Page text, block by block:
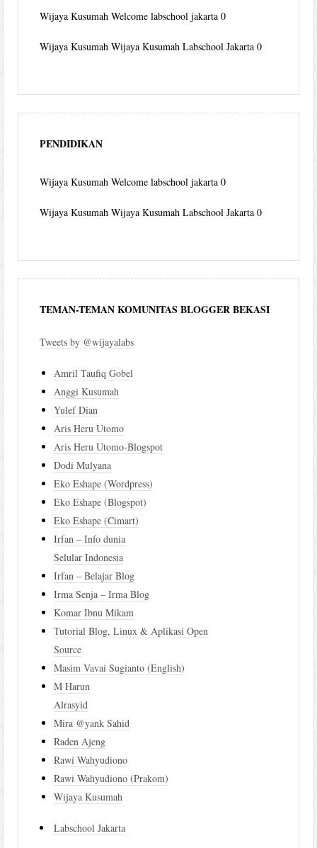
Wijaya Kusumah Welcome labschool jakarta 0
Wijaya Kusumah Wijaya Kusumah Labschool Jakarta 0
PENDIDIKAN
Wijaya Kusumah Welcome labschool jakarta 0
Wijaya Kusumah Wijaya Kusumah Labschool Jakarta 0
TEMAN-TEMAN KOMUNITAS BLOGGER BEKASI
Tweets by @wijayalabs
Amril Taufiq Gobel
Anggi Kusumah
Yulef Dian
Aris Heru Utomo
Aris Heru Utomo-Blogspot
Dodi Mulyana
Eko Eshape (Wordpress)
Eko Eshape (Blogspot)
Eko Eshape (Cimart)
Irfan – Info dunia
Selular Indonesia
Irfan – Belajar Blog
Irma Senja – Irma Blog
Komar Ibnu Mikam
Tutorial Blog, Linux & Aplikasi Open
Source
Masim Vavai Sugianto (English)
M Harun
Alrasyid
Mira @yank Sahid
Raden Ajeng
Rawi Wahyudiono
Rawi Wahyudiono (Prakom)
Wijaya Kusumah
Labschool Jakarta